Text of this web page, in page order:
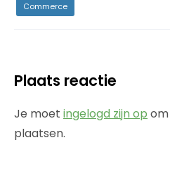
Commerce
Plaats reactie
Je moet ingelogd zijn op
plaatsen.